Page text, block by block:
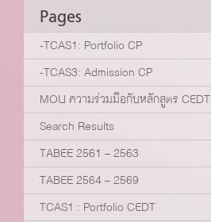
Pages
-TCAS1: Portfolio CP
-TCAS3: Admission CP
MOU ความร่วมมือกับหลักสูตร CEDT
Search Results
TABEE 2561 – 2563
TABEE 2564 – 2569
TCAS1 : Portfolio CEDT